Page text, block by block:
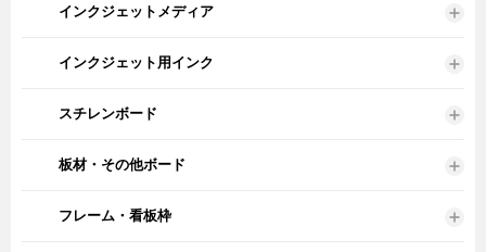
インクジェットメディア
インクジェット用インク
スチレンボード
板材・その他ボード
フレーム・看板枠